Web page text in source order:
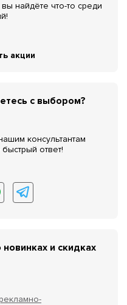
найдёте что-то среди
акции
с выбором?
консультантам
ответ!
и скидках
рекламно-